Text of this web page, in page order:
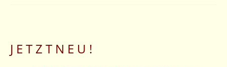
J E T Z T N E U !